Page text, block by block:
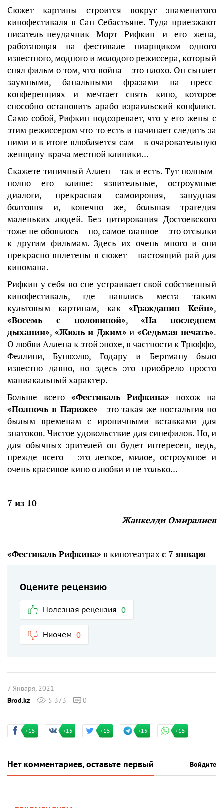
Сюжет картины строится вокруг знаменитого
кинофестиваля в Сан-Себастьяне. Туда приезжают
писатель-неудачник Морт Рифкин и его жена,
работающая на фестивале пиарщиком одного
известного, модного и молодого режиссера, который
снял фильм о том, что война – это плохо. Он сыплет
заумными, банальными фразами на пресс-
конференциях и мечтает снять кино, которое
способно остановить арабо-израильский конфликт.
Само собой, Рифкин подозревает, что у его жены с
этим режиссером что-то есть и начинает следить за
ними и в итоге влюбляется сам – в очаровательную
женщину-врача местной клиники…
Скажете типичный Аллен – так и есть. Тут полным-
полно его клише: язвительные, остроумные
диалоги, прекрасная самоирония, занудная
болтовня и, конечно же, большая трагедия
маленьких людей. Без цитирования Достоевского
тоже не обошлось – но, самое главное – это отсылки
к другим фильмам. Здесь их очень много и они
прекрасно вплетены в сюжет – настоящий рай для
киномана.
Рифкин у себя во сне устраивает свой собственный
кинофестиваль, где нашлись места таким
культовым картинам, как «Гражданин Кейн»,
«Восемь с половиной»,«На последнем
дыхании», «Жюль и Джим» и «Седьмая печать».
О любви Аллена к этой эпохе, в частности к Трюффо,
Феллини, Бунюэлю, Годару и Бергману было
известно давно, но здесь это приобрело просто
маниакальный характер.
Больше всего «Фестиваль Рифкина» похож на
«Полночь в Париже» - это такая же ностальгия по
былым временам с ироничными вставками для
знатоков. Чистое удовольствие для синефилов. Но, и
для обычных зрителей он будет интересен, ведь,
прежде всего – это легкое, милое, остроумное и
очень красивое кино о любви и не только…
7 из 10
Жанкелди Омиралиев
«Фестиваль Рифкина» в кинотеатрахс 7 января
Оцените рецензию
Полезная рецензия 0
Ниочем 0
7 Января, 2021
Brod.kz
5 373 0
+15 +15 +15 +15 +15
Нет комментариев, оставьте первый Войдите